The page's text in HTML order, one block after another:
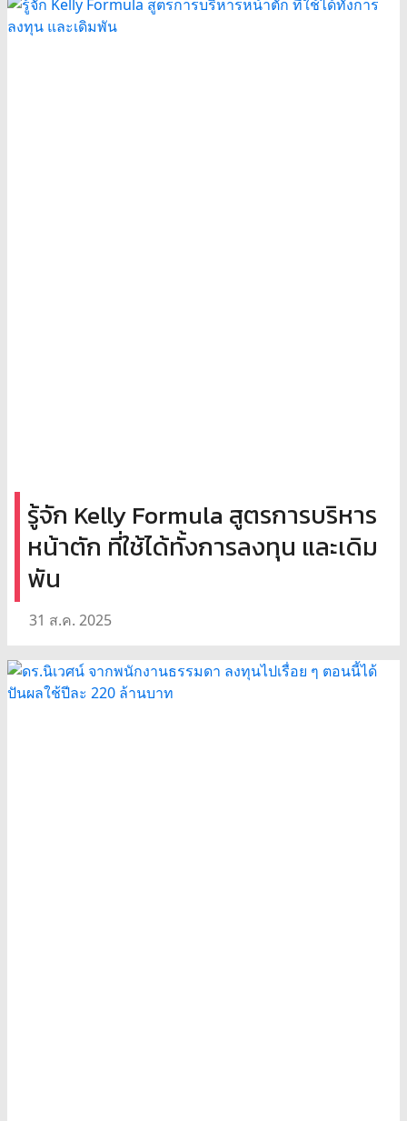
รู้จัก Kelly Formula สูตรการบริหาร
หน้าตัก ที่ใช้ได้ทั้งการลงทุน และเดิม
พัน
31 ส.ค. 2025